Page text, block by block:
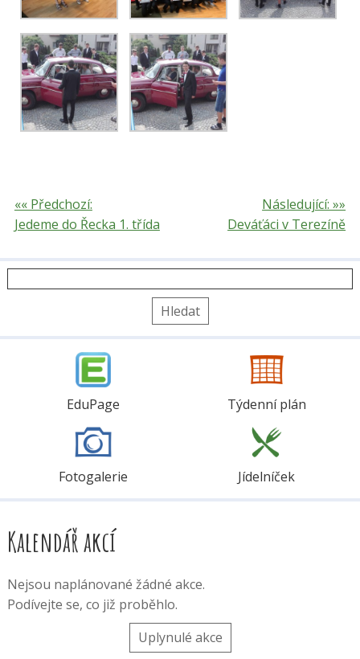
«« Předchozí:
Jedeme do Řecka 1. třída
Následující: »»
Deváťáci v Terezíně
EduPage Týdenní plán
Fotogalerie Jídelníček
Kalendář akcí
Nejsou naplánované žádné akce.
Podívejte se, co již proběhlo.
Uplynulé akce